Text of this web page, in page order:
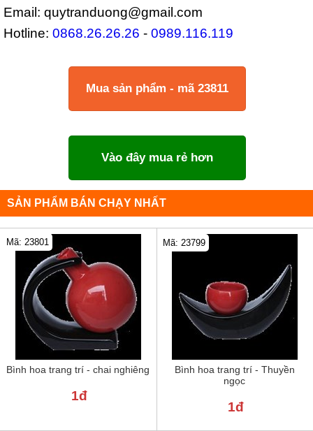
Email: quytranduong@gmail.com
Hotline: 0868.26.26.26 - 0989.116.119
Mua sản phẩm - mã 23811
Vào đây mua rẻ hơn
SẢN PHẨM BÁN CHẠY NHẤT
Bình hoa trang trí - chai nghiêng
Mã: 23801
1đ
Bình hoa trang trí - Thuyền
ngọc
Mã: 23799
1đ